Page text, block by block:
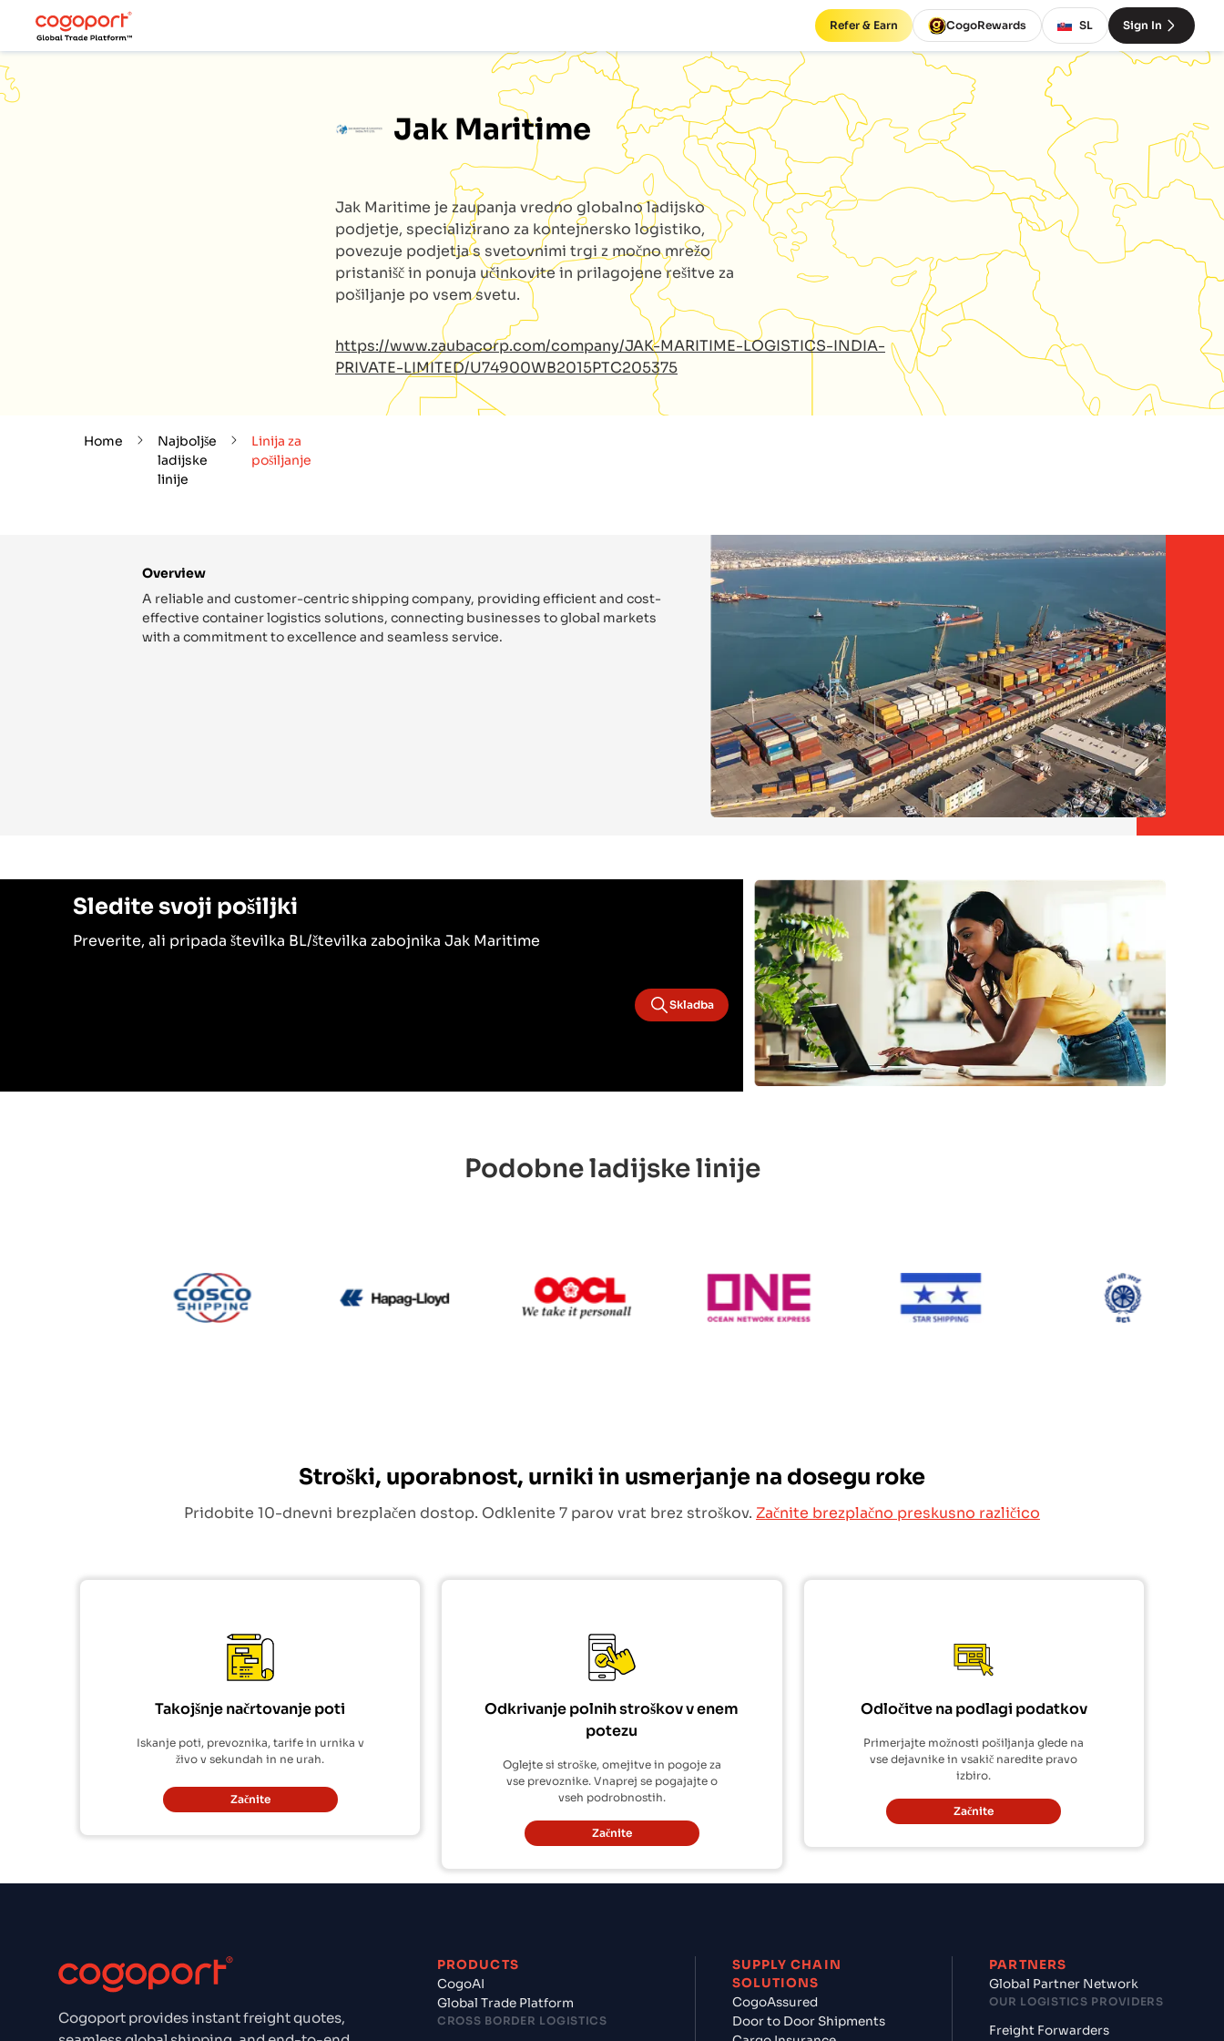
Refer & Earn CogoRewards SL Sign In
Jak Maritime
Jak Maritime je zaupanja vredno globalno ladijsko
podjetje, specializirano za kontejnersko logistiko,
povezuje podjetja s svetovnimi trgi z močno mrežo
pristanišč in ponuja učinkovite in prilagojene rešitve za
pošiljanje po vsem svetu.
https://www.zaubacorp.com/company/JAK-MARITIME-LOGISTICS-INDIA-
PRIVATE-LIMITED/U74900WB2015PTC205375
Home
Najboljše
ladijske
linije
Linija za
pošiljanje
Overview
A reliable and customer-centric shipping company, providing efficient and cost-
effective container logistics solutions, connecting businesses to global markets
with a commitment to excellence and seamless service.
Sledite svoji pošiljki
Preverite, ali pripada številka BL/številka zabojnika Jak Maritime
Skladba
Podobne ladijske linije
Stroški, uporabnost, urniki in usmerjanje na dosegu roke
Pridobite 10-dnevni brezplačen dostop. Odklenite 7 parov vrat brez stroškov. Začnite brezplačno preskusno različico
Takojšnje načrtovanje poti
Iskanje poti, prevoznika, tarife in urnika v
živo v sekundah in ne urah.
Začnite
Odkrivanje polnih stroškov v enem
potezu
Oglejte si stroške, omejitve in pogoje za
vse prevoznike. Vnaprej se pogajajte o
vseh podrobnostih.
Začnite
Odločitve na podlagi podatkov
Primerjajte možnosti pošiljanja glede na
vse dejavnike in vsakič naredite pravo
izbiro.
Začnite
Cogoport provides instant freight quotes,
PRODUCTS
CogoAI
Global Trade Platform
CROSS BORDER LOGISTICS
SUPPLY CHAIN
SOLUTIONS
CogoAssured
Door to Door Shipments
PARTNERS
Global Partner Network
OUR LOGISTICS PROVIDERS
Freight Forwarders